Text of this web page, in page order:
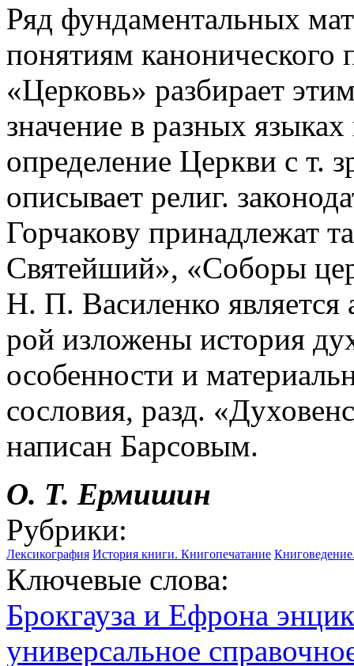
Ряд фундаментальных
понятиям
«Церковь» разбирает
значение в разных
определение Церкви с т.
описывает религ.
Горчакову принадлежат
Святейший», «Соборы
Н. П. Василенко является
рой изложены история
особенности и
сословия, разд.
написан Барсовым.
О. Т. Ермишин
Рубрики:
Лексикография История книги. Книгопечатание
Ключевые слова:
Брокгауза и Ефрона
универсальное